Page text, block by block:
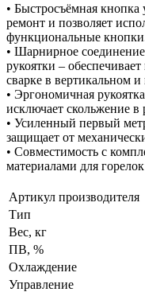
• Быстросъёмная кнопка
ремонт и позволяет
функциональные
• Шарнирное
рукоятки –
сварке в вертикальном
• Эргономичная
исключает скольжение в
• Усиленный первый
защищает от
• Совместимость с
материалами для
Артикул производителя
Тип
Вес, кг
ПВ, %
Охлаждение
Управление